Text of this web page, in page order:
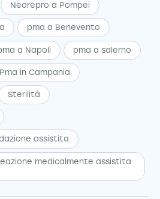
Neorepro a Pompei
pma a Benevento
a Napoli pma a salerno
Pma in Campania
Sterilità
assistita
medicalmente assistita